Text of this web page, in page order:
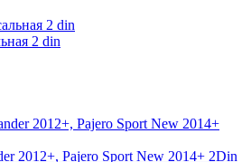
2 din
2012+, Pajero Sport New 2014+ 2Din